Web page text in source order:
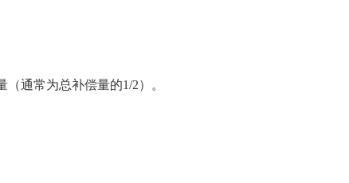
通常为总补偿量的1/2）‌。